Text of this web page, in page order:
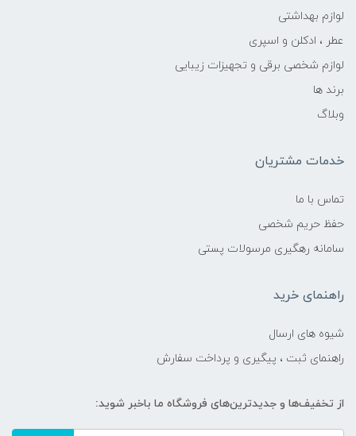
لوازم بهداشتی
عطر ، ادکلن و اسپری
لوازم شخصی برقی و تجهیزات زیبایی
برند ها
وبلاگ
خدمات مشتریان
تماس با ما
حفظ حریم شخصی
سامانه رهگیری مرسولات پستی
راهنمای خرید
شیوه های ارسال
راهنمای ثبت ، پیگیری و پرداخت سفارش
از تخفیف‌ها و جدیدترین‌های فروشگاه ما باخبر شوید: